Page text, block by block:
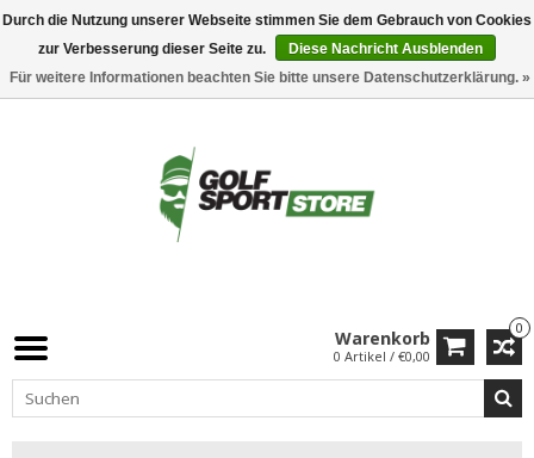
0
Warenkorb
0 Artikel / €0,00
Durch die Nutzung unserer Webseite stimmen Sie dem Gebrauch von Cookies
zur Verbesserung dieser Seite zu.
Diese Nachricht Ausblenden
Für weitere Informationen beachten Sie bitte unsere Datenschutzerklärung. »